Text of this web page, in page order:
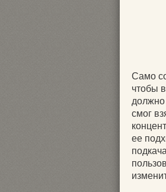
Само
чтобы
смог
ее